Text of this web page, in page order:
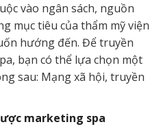
vào ngân sách, nguồn
mục tiêu của thẩm mỹ viện
hướng đến. Để truyền
bạn có thể lựa chọn một
sau: Mạng xã hội, truyền
marketing spa